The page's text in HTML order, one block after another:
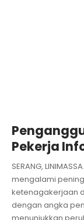
Pekerja
SERANG,
mengalami
ketenagakerjaan
dengan angka